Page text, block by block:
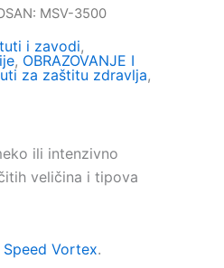
MSV-3500
i zavodi,
, OBRAZOVANJE I
za zaštitu zdravlja,
ili intenzivno
veličina i tipova
Vortex.